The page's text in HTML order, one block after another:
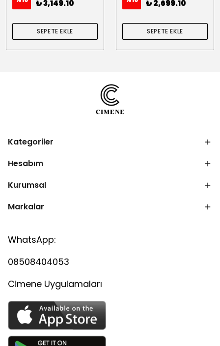
₺ 3,149.10
SEPETE EKLE
₺ 2,699.10
SEPETE EKLE
Kategoriler
Hesabım
Kurumsal
Markalar
WhatsApp:
08508404053
Cimene Uygulamaları